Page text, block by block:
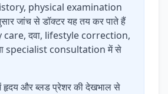
physical examination
जांच से डॉक्टर यह तय कर पाते हैं
care, दवा, lifestyle correction,
specialist consultation में से
और ब्लड प्रेशर की देखभाल से